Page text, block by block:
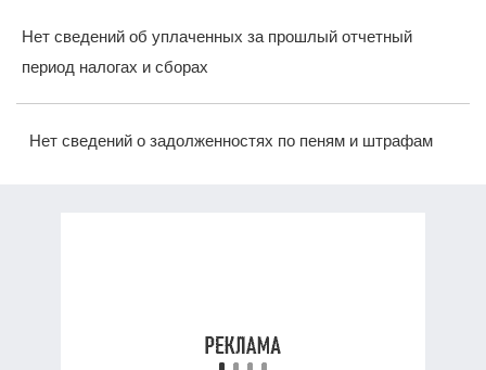
Нет сведений об уплаченных за прошлый отчетный
период налогах и сборах
Нет сведений о задолженностях по пеням и штрафам